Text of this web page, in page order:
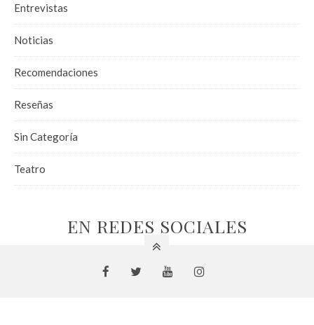
Entrevistas
Noticias
Recomendaciones
Reseñas
Sin Categoría
Teatro
EN REDES SOCIALES